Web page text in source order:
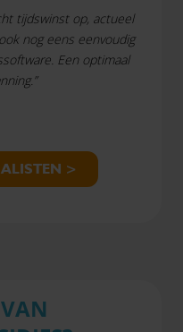
tijdswinst op, actueel
nog eens eenvoudig
Een optimaal
>